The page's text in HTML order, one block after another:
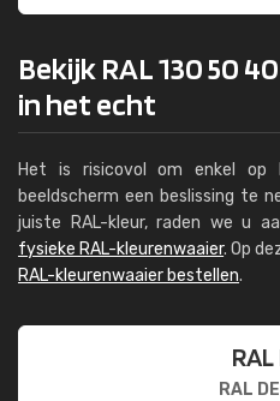
Bekijk RAL 130 50
in het echt
Het is risicovol om enkel op
beeldscherm een beslissing te
juiste RAL-kleur, raden we u
fysieke RAL-kleurenwaaier. Op
RAL-kleurenwaaier bestellen.
RAL
RAL